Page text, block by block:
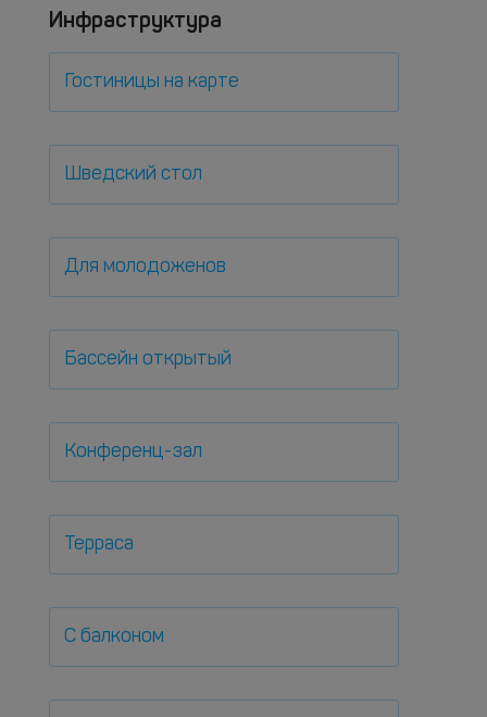
Инфраструктура
Гостиницы на карте
Шведский стол
Для молодоженов
Бассейн открытый
Конференц-зал
Терраса
С балконом